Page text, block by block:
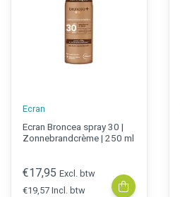
Ecran
Ecran Broncea spray 30 |
Zonnebrandcrème | 250 ml
€17,95 Excl. btw
€19,57 Incl. btw